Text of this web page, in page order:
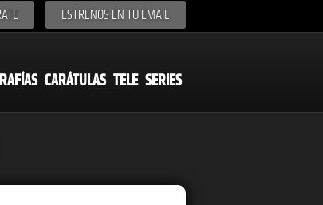
ESTRENOS EN TU EMAIL
CARÁTULAS TELE SERIES